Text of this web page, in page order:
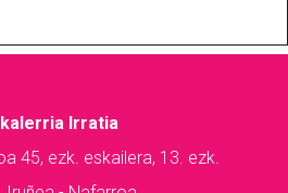
Irratia
45, ezk. eskailera, 13. ezk.